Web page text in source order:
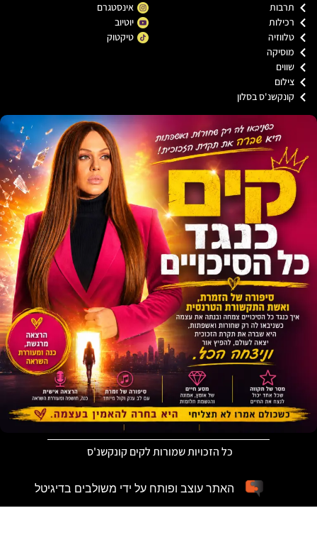
בסלון
אינסטגרם
יוטיוב
טיקטוק
כל הזכויות שמורות לקים קונקשנ'ס
האתר עוצב ופותח על ידי משולבים בדיגיטל